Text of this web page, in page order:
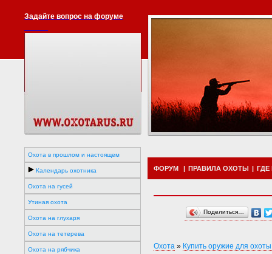
Задайте вопрос на форуме
Охота в прошлом и настоящем
Календарь охотника
Охота на гусей
Утиная охота
Охота на глухаря
Охота на тетерева
Охота на рябчика
ФОРУМ | ПРАВИЛА ОХОТЫ | ГДЕ
Поделиться…
Охота » Купить оружие для